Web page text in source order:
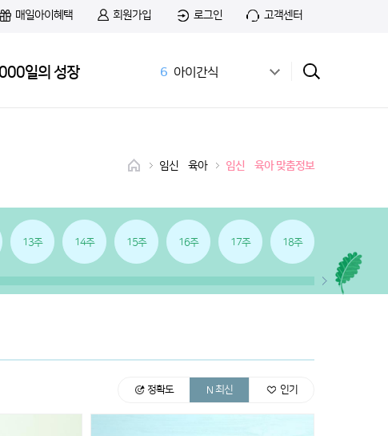
매일아이혜택 회원가입 로그인 고객센터
일의 성장
1 무료샘플
3 공식몰
상하목장
6 아이간식
임신•육아 임신•육아 맞춤정보
13주 14주 15주 16주 17주 18주
정확도 최신 인기